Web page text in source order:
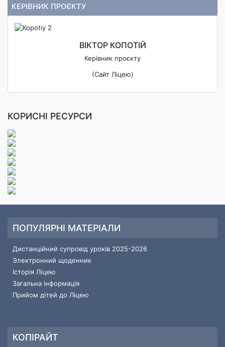
КЕРІВНИК ПРОЄКТУ
ВІКТОР КОПОТІЙ
Керівник проєкту
(Сайт Ліцею)
КОРИСНІ РЕСУРСИ
ПОПУЛЯРНІ МАТЕРІАЛИ
Дистанційний супровід уроків 2025-2026
Электронний щоденник
Історія Ліцею
Загальна інформація
Прийом дітей до Ліцею
КОПІРАЙТ